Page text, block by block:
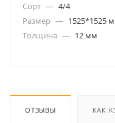
Сорт — 4/4
Размер — 1525*1525
Толщина — 12 мм
ОТЗЫВЫ КАК